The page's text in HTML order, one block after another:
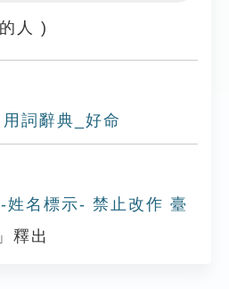
人 )
詞辭典_好命
姓名標示- 禁止改作 臺
」釋出